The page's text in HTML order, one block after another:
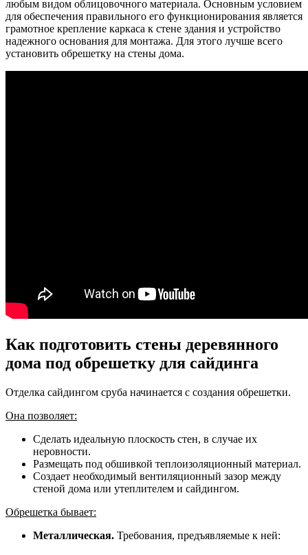
любым видом облицовочного материала. Основным условием
для обеспечения правильного его функционирования является
грамотное крепление каркаса к стене здания и устройство
надежного основания для монтажа. Для этого лучше всего
установить обрешетку на стены дома.
Как подготовить стены деревянного
дома под обрешетку для сайдинга
Отделка сайдингом сруба начинается с создания обрешетки.
Она позволяет:
Сделать идеальную плоскость стен, в случае их
неровности.
Размещать под обшивкой теплоизоляционный материал.
Создает необходимый вентиляционный зазор между
стеной дома или утеплителем и сайдингом.
Обрешетка бывает:
Металлическая. Требования, предъявляемые к ней: